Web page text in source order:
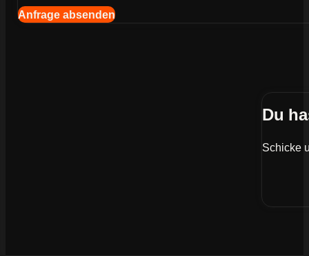
Navigation (Kopie) (Kopieren) (Kopieren)
Anfrage absenden
Du
Schicke